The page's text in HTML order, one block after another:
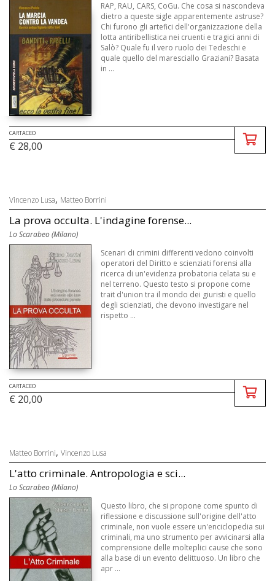
RAP, RAU, CARS, CoGu. Che cosa si nascondeva
dietro a queste sigle apparentemente astruse?
Chi furono gli artefici dell'organizzazione della
lotta antiribellistica nei cruenti e tragici anni di
Salò? Quale fu il vero ruolo dei Tedeschi e
quale quello del maresciallo Graziani? Basata
in ...
CARTACEO
€ 28,00
Vincenzo Lusa, Matteo Borrini
La prova occulta. L'indagine forense...
Lo Scarabeo (Milano)
Scenari di crimini differenti vedono coinvolti
operatori del Diritto e scienziati forensi alla
ricerca di un'evidenza probatoria celata su e
nel terreno. Questo testo si propone come
trait d'union tra il mondo dei giuristi e quello
degli scienziati, che devono investigare nel
rispetto ...
CARTACEO
€ 20,00
Matteo Borrini, Vincenzo Lusa
L'atto criminale. Antropologia e sci...
Lo Scarabeo (Milano)
Questo libro, che si propone come spunto di
riflessione e discussione sull'origine dell'atto
criminale, non vuole essere un'enciclopedia sui
criminali, ma uno strumento per avvicinarsi alla
comprensione delle molteplici cause che sono
alla base di un evento delittuoso. Un libro che
apr ...